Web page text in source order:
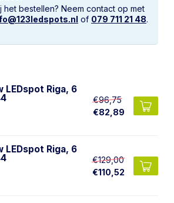
bestellen? Neem contact op met
of 079 711 21 48.
LEDspot Riga, 6
€96,75
€82,89
LEDspot Riga, 6
€129,00
€110,52